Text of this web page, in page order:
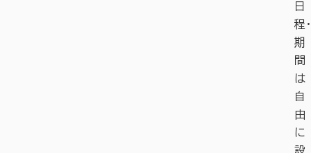
日
程・
期
間
は
自
由
に
設